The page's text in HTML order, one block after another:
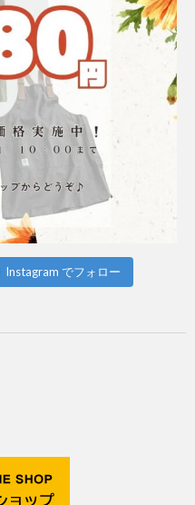
Instagram でフォロー